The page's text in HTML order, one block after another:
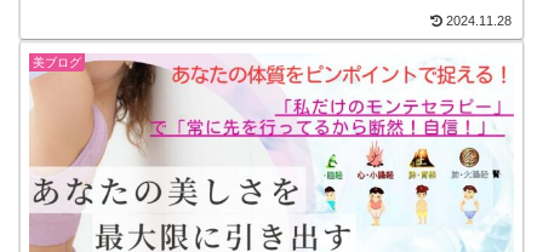
2024.11.28
美ブログ